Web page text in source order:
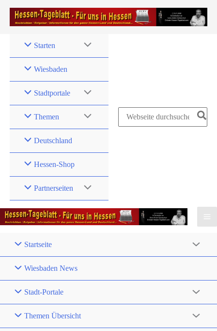
Zum
Inhalt
Starten
Wiesbaden
Stadtportale
Themen
Deutschland
Hessen-Shop
Partnerseiten
Search
Startseite
Wiesbaden News
Stadt-Portale
Themen Übersicht